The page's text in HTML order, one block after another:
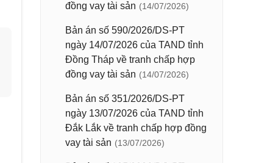
đồng vay tài sản (14/07/2026)
Bản án số 590/2026/DS-PT
ngày 14/07/2026 của TAND tỉnh
Đồng Tháp về tranh chấp hợp
đồng vay tài sản (14/07/2026)
Bản án số 351/2026/DS-PT
ngày 13/07/2026 của TAND tỉnh
Đắk Lắk về tranh chấp hợp đồng
vay tài sản (13/07/2026)